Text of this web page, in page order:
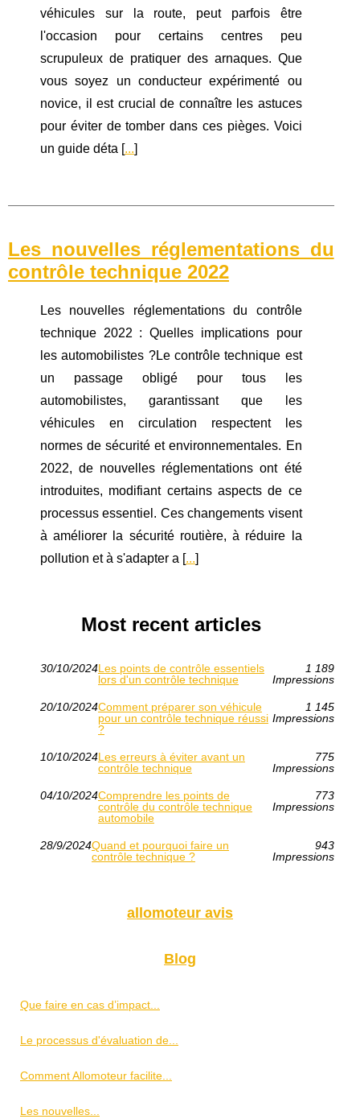
véhicules sur la route, peut parfois être
l'occasion pour certains centres peu
scrupuleux de pratiquer des arnaques. Que
vous soyez un conducteur expérimenté ou
novice, il est crucial de connaître les astuces
pour éviter de tomber dans ces pièges. Voici
un guide déta [...]
Les nouvelles réglementations du
contrôle technique 2022
Les nouvelles réglementations du contrôle
technique 2022 : Quelles implications pour
les automobilistes ?Le contrôle technique est
un passage obligé pour tous les
automobilistes, garantissant que les
véhicules en circulation respectent les
normes de sécurité et environnementales. En
2022, de nouvelles réglementations ont été
introduites, modifiant certains aspects de ce
processus essentiel. Ces changements visent
à améliorer la sécurité routière, à réduire la
pollution et à s'adapter a [...]
Most recent articles
30/10/2024Les points de contrôle essentiels
lors d'un contrôle technique
1 189
Impressions
20/10/2024Comment préparer son véhicule
pour un contrôle technique réussi
?
1 145
Impressions
10/10/2024Les erreurs à éviter avant un
contrôle technique
775
Impressions
04/10/2024Comprendre les points de
contrôle du contrôle technique
automobile
773
Impressions
28/9/2024Quand et pourquoi faire un
contrôle technique ?
943
Impressions
allomoteur avis
Blog
Que faire en cas d’impact...
Le processus d'évaluation de...
Comment Allomoteur facilite...
Les nouvelles...